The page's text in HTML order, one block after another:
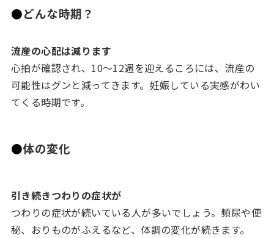
●どんな時期？
流産の心配は減ります
心拍が確認され、10～12週を迎えるころには、流産の
可能性はグンと減ってきます。妊娠している実感がわい
てくる時期です。
●体の変化
引き続きつわりの症状が
つわりの症状が続いている人が多いでしょう。頻尿や便
秘、おりものがふえるなど、体調の変化が続きます。